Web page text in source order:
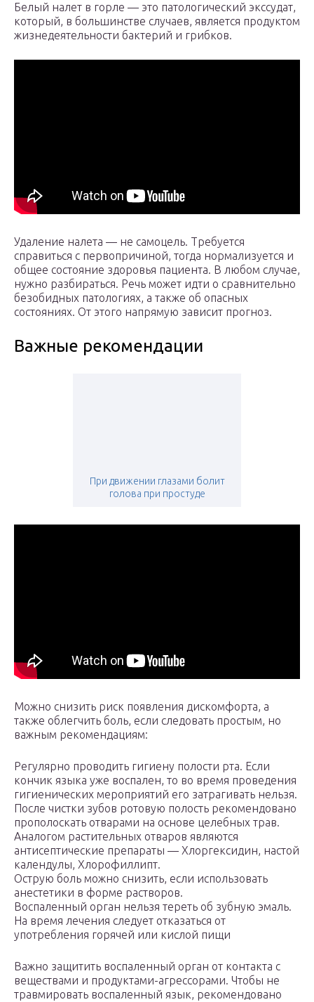
Белый налет в горле — это патологический экссудат,
который, в большинстве случаев, является продуктом
жизнедеятельности бактерий и грибков.
Удаление налета — не самоцель. Требуется
справиться с первопричиной, тогда нормализуется и
общее состояние здоровья пациента. В любом случае,
нужно разбираться. Речь может идти о сравнительно
безобидных патологиях, а также об опасных
состояниях. От этого напрямую зависит прогноз.
Важные рекомендации
При движении глазами болит
голова при простуде
Можно снизить риск появления дискомфорта, а
также облегчить боль, если следовать простым, но
важным рекомендациям:
Регулярно проводить гигиену полости рта. Если
кончик языка уже воспален, то во время проведения
гигиенических мероприятий его затрагивать нельзя.
После чистки зубов ротовую полость рекомендовано
прополоскать отварами на основе целебных трав.
Аналогом растительных отваров являются
антисептические препараты — Хлоргексидин, настой
календулы, Хлорофиллипт.
Острую боль можно снизить, если использовать
анестетики в форме растворов.
Воспаленный орган нельзя тереть об зубную эмаль.
На время лечения следует отказаться от
употребления горячей или кислой пищи
Важно защитить воспаленный орган от контакта с
веществами и продуктами-агрессорами. Чтобы не
травмировать воспаленный язык, рекомендовано